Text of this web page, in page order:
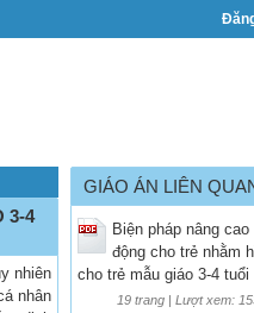
3-4
nhiên
nhân
GIÁO ÁN LIÊN
Biện pháp nâng
động cho trẻ nhằm
cho trẻ mẫu giáo 3-4 tuổi
19 trang | Lượt xem: